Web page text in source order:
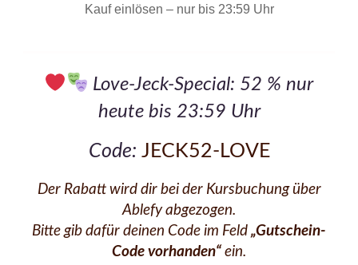
Kauf einlösen – nur bis 23:59 Uhr
Love-Jeck-Special: 52 % nur
heute bis 23:59 Uhr
Code: JECK52-LOVE
Der Rabatt wird dir bei der Kursbuchung über
Ablefy abgezogen.
Bitte gib dafür deinen Code im Feld „Gutschein-
Code vorhanden“ ein.